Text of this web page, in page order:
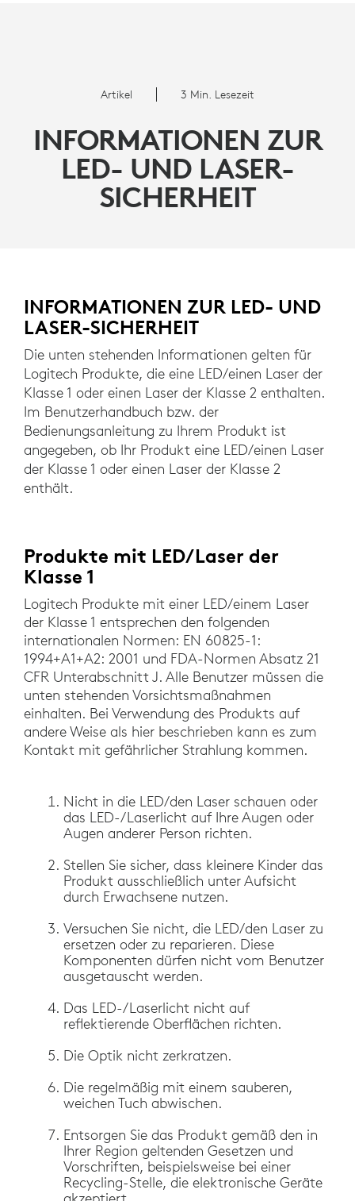
LASER-
SICHERHEIT
Artikel 3 Min. Lesezeit
INFORMATIONEN ZUR
LED- UND LASER-
SICHERHEIT
INFORMATIONEN ZUR LED- UND
LASER-SICHERHEIT
Die unten stehenden Informationen gelten für
Logitech Produkte, die eine LED/einen Laser der
Klasse 1 oder einen Laser der Klasse 2 enthalten.
Im Benutzerhandbuch bzw. der
Bedienungsanleitung zu Ihrem Produkt ist
angegeben, ob Ihr Produkt eine LED/einen Laser
der Klasse 1 oder einen Laser der Klasse 2
enthält.
Produkte mit LED/Laser der
Klasse 1
Logitech Produkte mit einer LED/einem Laser
der Klasse 1 entsprechen den folgenden
internationalen Normen: EN 60825-1:
1994+A1+A2: 2001 und FDA-Normen Absatz 21
CFR Unterabschnitt J. Alle Benutzer müssen die
unten stehenden Vorsichtsmaßnahmen
einhalten. Bei Verwendung des Produkts auf
andere Weise als hier beschrieben kann es zum
Kontakt mit gefährlicher Strahlung kommen.
Nicht in die LED/den Laser schauen oder
das LED-/Laserlicht auf Ihre Augen oder
Augen anderer Person richten.
Stellen Sie sicher, dass kleinere Kinder das
Produkt ausschließlich unter Aufsicht
durch Erwachsene nutzen.
Versuchen Sie nicht, die LED/den Laser zu
ersetzen oder zu reparieren. Diese
Komponenten dürfen nicht vom Benutzer
ausgetauscht werden.
Das LED-/Laserlicht nicht auf
reflektierende Oberflächen richten.
Die Optik nicht zerkratzen.
Die regelmäßig mit einem sauberen,
weichen Tuch abwischen.
Entsorgen Sie das Produkt gemäß den in
Ihrer Region geltenden Gesetzen und
Vorschriften, beispielsweise bei einer
Recycling-Stelle, die elektronische Geräte